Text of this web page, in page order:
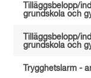
Tilläggsbelopp/
grundskola och
Tilläggsbelopp/
grundskola och
Trygghetslarm -